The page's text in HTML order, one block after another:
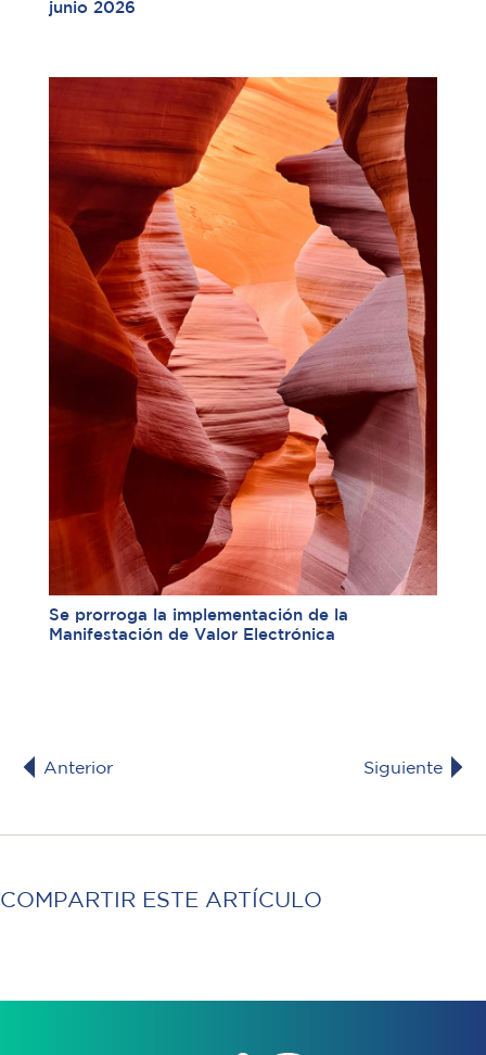
junio 2026
Se prorroga la implementación de la
Manifestación de Valor Electrónica
Anterior Siguiente
COMPARTIR ESTE ARTÍCULO